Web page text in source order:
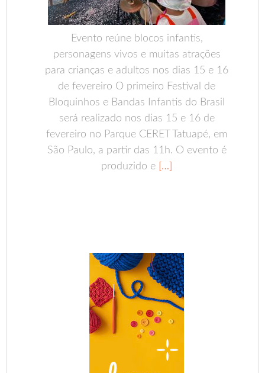
Evento reúne blocos infantis,
personagens vivos e muitas atrações
para crianças e adultos nos dias 15 e 16
de fevereiro O primeiro Festival de
Bloquinhos e Bandas Infantis do Brasil
será realizado nos dias 15 e 16 de
fevereiro no Parque CERET Tatuapé, em
São Paulo, a partir das 11h. O evento é
produzido e […]